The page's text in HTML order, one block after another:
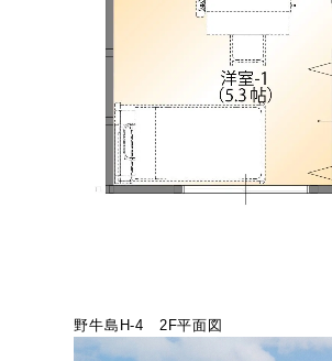
野牛島H-4 2F平面図